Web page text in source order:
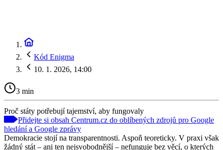
Kód Enigma
10. 1. 2026, 14:00
3 min
Proč státy potřebují tajemství, aby fungovaly
Přidejte si obsah Centrum.cz do oblíbených zdrojů pro Google
hledání a Google zprávy
Demokracie stojí na transparentnosti. Aspoň teoreticky. V praxi však
žádný stát – ani ten nejsvobodnější – nefunguje bez věcí, o kterých